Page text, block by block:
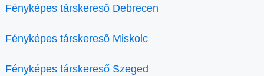
Fényképes társkereső Debrecen
Fényképes társkereső Miskolc
Fényképes társkereső Szeged